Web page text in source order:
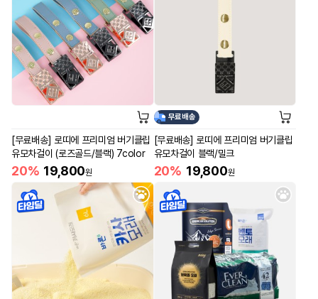
[무료배송] 로띠에 프리미엄 버기클립
유모차걸이 (로즈골드/블랙) 7color
20% 19,800원
무료배송
[무료배송] 로띠에 프리미엄 버기클립
유모차걸이 블랙/밀크
20% 19,800원